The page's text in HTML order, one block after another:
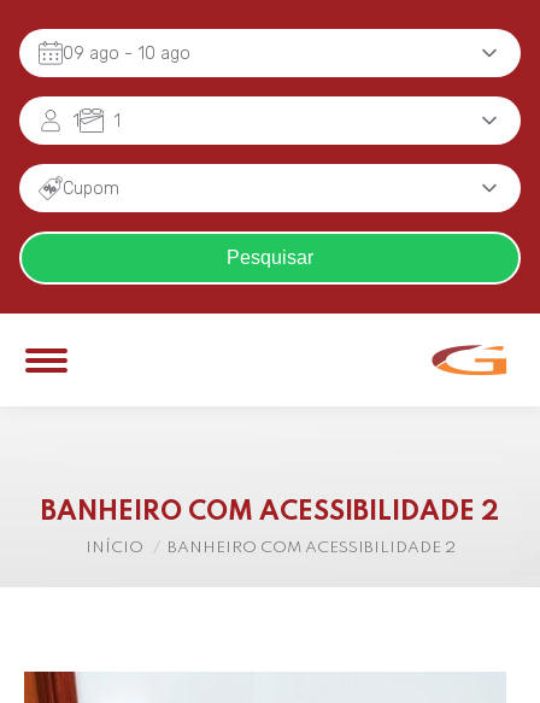
09 ago - 10 ago
1 1
Cupom
Pesquisar
BANHEIRO COM ACESSIBILIDADE 2
Você está aqui:
INÍCIO BANHEIRO COM ACESSIBILIDADE 2